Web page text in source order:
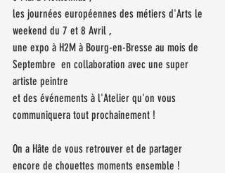
les journées européennes des métiers d'Arts le
weekend du 7 et 8 Avril ,
une expo à H2M à Bourg-en-Bresse au mois de
Septembre  en collaboration avec une super
artiste peintre
et des événements à l'Atelier qu'on vous
communiquera tout prochainement !
On a Hâte de vous retrouver et de partager
encore de chouettes moments ensemble !